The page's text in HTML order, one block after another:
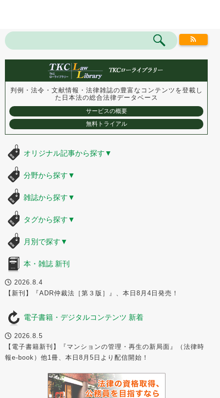
判例・法令・文献情報・法律雑誌の豊富なコンテンツを登載し
た 日本法の総合法律データベース
サービスの概要
無料トライアル
オリジナル記事から探す ▼
分野から探す ▼
雑誌から探す ▼
タグから探す ▼
月別で探す ▼
本・雑誌 新刊
2026.8.4
【新刊】『ADR仲裁法［第３版］』、本日8月4日発売！
電子書籍・デジタルコンテンツ 新着
2026.8.5
【電子書籍新刊】『マンションの管理・再生の新局面』（法律時
報e-book）他1冊、本日8月5日より配信開始！